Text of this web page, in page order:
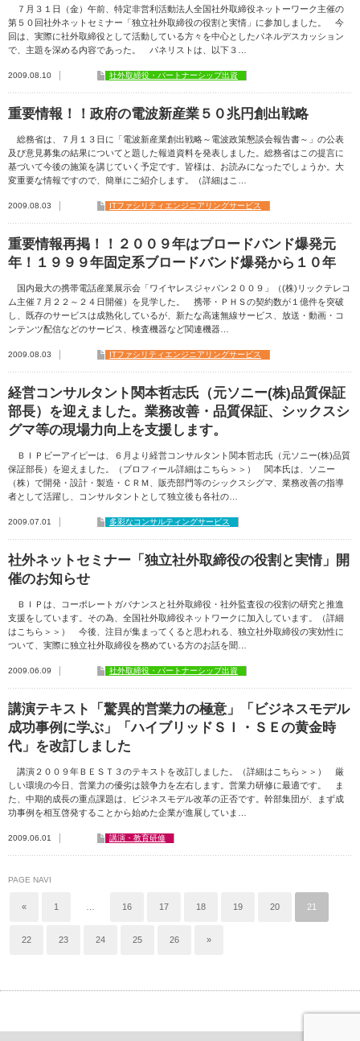
７月３１日（金）午前、特定非営利活動法人全国社外取締役ネットーワーク主催の
第５０回社外ネットセミナー「独立社外取締役の役割と実情」に参加しました。 今
回は、実際に社外取締役として活動している方々を中心としたパネルデスカッション
で、主題を深める内容であった。 パネリストは、以下３…
2009.08.10 社外取締役・パートナーシップ出資
重要情報！！政府の電波新産業５０兆円創出戦略
総務省は、７月１３日に「電波新産業創出戦略～電波政策懇談会報告書～」の公表
及び意見募集の結果についてと題した報道資料を発表しました。総務省はこの提言に
基づいて今後の施策を講じていく予定です。皆様は、お読みになったでしょうか。大
変重要な情報ですので、簡単にご紹介します。（詳細はこ…
2009.08.03 ITファシリティエンジニアリングサービス
重要情報再掲！！２００９年はブロードバンド爆発元
年！１９９９年固定系ブロードバンド爆発から１０年
国内最大の携帯電話産業展示会「ワイヤレスジャパン２００９」（(株)リックテレコ
ム主催７月２２～２４日開催）を見学した。 携帯・ＰＨＳの契約数が１億件を突破
し、既存のサービスは成熟化しているが、新たな高速無線サービス、放送・動画・コ
ンテンツ配信などのサービス、検査機器など関連機器…
2009.08.03 ITファシリティエンジニアリングサービス
経営コンサルタント関本哲志氏（元ソニー(株)品質保証
部長）を迎えました。業務改善・品質保証、シックスシ
グマ等の現場力向上を支援します。
ＢＩＰビーアイピーは、６月より経営コンサルタント関本哲志氏（元ソニー(株)品質
保証部長）を迎えました。（プロフィール詳細はこちら＞＞） 関本氏は、ソニー
（株）で開発・設計・製造・ＣＲＭ、販売部門等のシックスシグマ、業務改善の指導
者として活躍し、コンサルタントとして独立後も各社の…
2009.07.01 多彩なコンサルティングサービス
社外ネットセミナー「独立社外取締役の役割と実情」開
催のお知らせ
ＢＩＰは、コーポレートガバナンスと社外取締役・社外監査役の役割の研究と推進
支援をしています。その為、全国社外取締役ネットワークに加入しています。（詳細
はこちら＞＞） 今後、注目が集まってくると思われる、独立社外取締役の実効性に
ついて、実際に独立社外取締役を務めている方のお話を聞…
2009.06.09 社外取締役・パートナーシップ出資
講演テキスト「驚異的営業力の極意」「ビジネスモデル
成功事例に学ぶ」「ハイブリッドＳＩ・ＳＥの黄金時
代」を改訂しました
講演２００９年ＢＥＳＴ３のテキストを改訂しました。（詳細はこちら＞＞） 厳
しい環境の今日、営業力の優劣は競争力を左右します。営業力研修に最適です。 ま
た、中期的成長の重点課題は、ビジネスモデル改革の正否です。幹部集団が、まず成
功事例を相互啓発することから始めた企業が進展していま…
2009.06.01 講演・教育研修
PAGE NAVI
« 1 16 17 18 19 20 21
22 23 24 25 26 »